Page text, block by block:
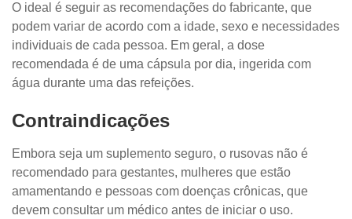
O ideal é seguir as recomendações do fabricante, que
podem variar de acordo com a idade, sexo e necessidades
individuais de cada pessoa. Em geral, a dose
recomendada é de uma cápsula por dia, ingerida com
água durante uma das refeições.
Contraindicações
Embora seja um suplemento seguro, o rusovas não é
recomendado para gestantes, mulheres que estão
amamentando e pessoas com doenças crônicas, que
devem consultar um médico antes de iniciar o uso.